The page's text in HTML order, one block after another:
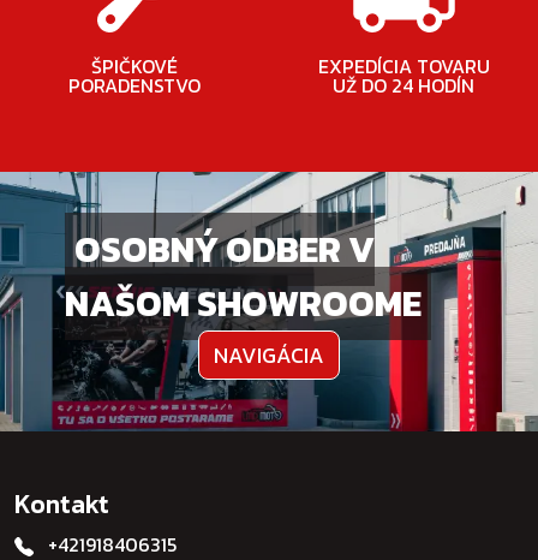
ŠPIČKOVÉ
PORADENSTVO
EXPEDÍCIA TOVARU
UŽ DO 24 HODÍN
OSOBNÝ ODBER V
NAŠOM SHOWROOME
NAVIGÁCIA
Kontakt
+421918406315